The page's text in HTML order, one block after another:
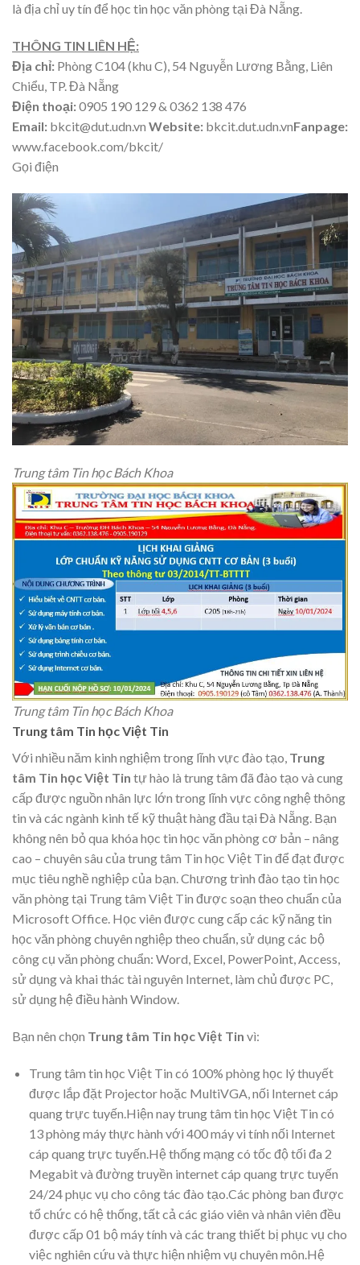
là địa chỉ uy tín để học tin học văn phòng tại Đà Nẵng.
THÔNG TIN LIÊN HỆ:
Địa chỉ: Phòng C104 (khu C), 54 Nguyễn Lương Bằng, Liên
Chiểu, TP. Đà Nẵng
Điện thoại:0905 190 129 & 0362 138 476
Email: bkcit@dut.udn.vn Website: bkcit.dut.udn.vnFanpage:
www.facebook.com/bkcit/
Gọi điện
Trung tâm Tin học Bách Khoa
Trung tâm Tin học Bách Khoa
Trung tâm Tin học Việt Tin
Với nhiều năm kinh nghiệm trong lĩnh vực đào tạo, Trung
tâm Tin học Việt Tin tự hào là trung tâm đã đào tạo và cung
cấp được nguồn nhân lực lớn trong lĩnh vực công nghệ thông
tin và các ngành kinh tế kỹ thuật hàng đầu tại Đà Nẵng. Bạn
không nên bỏ qua khóa học tin học văn phòng cơ bản – nâng
cao – chuyên sâu của trung tâm Tin học Việt Tin để đạt được
mục tiêu nghề nghiệp của bạn. Chương trình đào tạo tin học
văn phòng tại Trung tâm Việt Tin được soạn theo chuẩn của
Microsoft Office. Học viên được cung cấp các kỹ năng tin
học văn phòng chuyên nghiệp theo chuẩn, sử dụng các bộ
công cụ văn phòng chuẩn: Word, Excel, PowerPoint, Access,
sử dụng và khai thác tài nguyên Internet, làm chủ được PC,
sử dụng hệ điều hành Window.
Bạn nên chọn Trung tâm Tin học Việt Tin vì:
Trung tâm tin học Việt Tin có 100% phòng học lý thuyết
được lắp đặt Projector hoặc MultiVGA, nối Internet cáp
quang trực tuyến.Hiện nay trung tâm tin học Việt Tin có
13 phòng máy thực hành với 400 máy vi tính nối Internet
cáp quang trực tuyến.Hệ thống mạng có tốc độ tối đa 2
Megabit và đường truyền internet cáp quang trực tuyến
24/24 phục vụ cho công tác đào tạo.Các phòng ban được
tổ chức có hệ thống, tất cả các giáo viên và nhân viên đều
được cấp 01 bộ máy tính và các trang thiết bị phục vụ cho
việc nghiên cứu và thực hiện nhiệm vụ chuyên môn.Hệ